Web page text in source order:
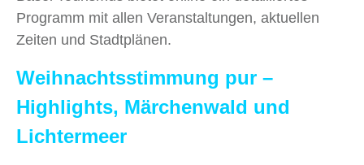
Programm mit allen Veranstaltungen, aktuellen
Zeiten und Stadtplänen.
Weihnachtsstimmung pur –
Highlights, Märchenwald und
Lichtermeer